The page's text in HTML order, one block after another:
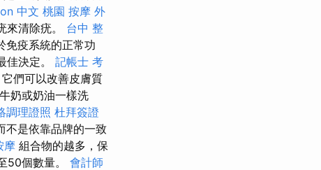
中文 桃園 按摩 外
來清除疣。 台中 整
免疫系統的正常功
佳決定。 記帳士 考
們可以改善皮膚質
奶或奶油一樣洗
調理證照 杜拜簽證
不是依靠品牌的一致
摩 組合物的越多，保
50個數量。 會計師